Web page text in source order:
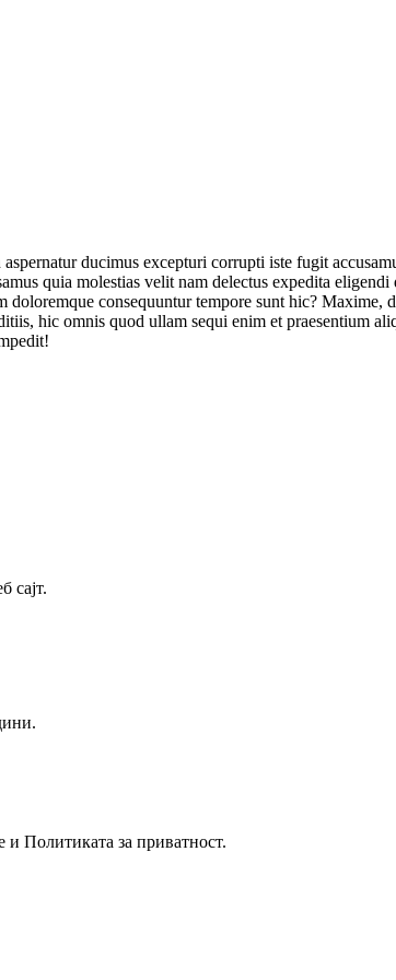
ducimus excepturi corrupti iste fugit
quia molestias velit nam delectus expedita
consequuntur tempore sunt hic?
hic omnis quod ullam sequi enim et praesentium
сајт.
и Политиката за приватност.